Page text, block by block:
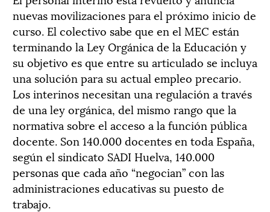
nuevas movilizaciones para el próximo inicio de
curso. El colectivo sabe que en el MEC están
terminando la Ley Orgánica de la Educación y
su objetivo es que entre su articulado se incluya
una solución para su actual empleo precario.
Los interinos necesitan una regulación a través
de una ley orgánica, del mismo rango que la
normativa sobre el acceso a la función pública
docente. Son 140.000 docentes en toda España,
según el sindicato SADI Huelva, 140.000
personas que cada año “negocian” con las
administraciones educativas su puesto de
trabajo.